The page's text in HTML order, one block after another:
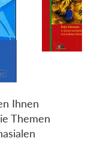
Ihnen
Themen